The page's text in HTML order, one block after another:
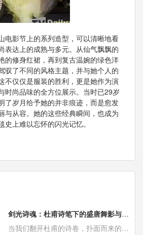
电影节上的系列造型，可以清晰地看
表达上的成熟与多元。从仙气飘飘的
的修身红裙，再到复古温婉的绿色洋
驭了不同的风格主题，并与她个人的
不仅仅是服装的胜利，更是她作为演
时尚品味的全方位展示。当时已29岁
了岁月给予她的并非痕迹，而是愈发
与从容。她的这些经典瞬间，也成为
上难以忘怀的闪光记忆。
剑光诗魂：杜甫诗笔下的盛唐舞影与时代风骨
当我们翻开杜甫的诗卷，扑面而来的不仅是“朱门酒肉臭，路有冻死骨”的沉郁顿挫，也不只是“安得广厦千万间”的悲天悯人。在那些彪炳史册的文字深处，还跃动着一抹别样的、充满力量与韵律的身影——那是盛唐的舞蹈，是穿透纸背的生命律动。诗、乐、舞，在中国古代从来是血脉相连的一体。《毛诗序》